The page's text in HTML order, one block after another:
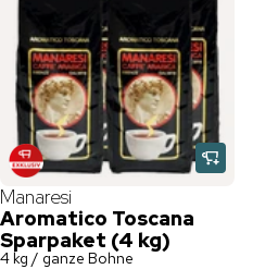
Manaresi
Aromatico Toscana
Sparpaket (4 kg)
4 kg / ganze Bohne